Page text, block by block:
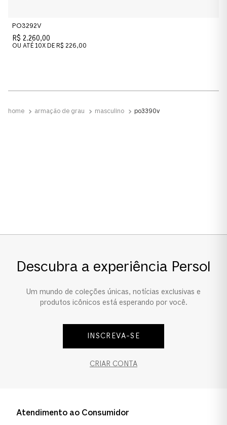
Cor das Lentes
Transparente
Acetato
Tamanho da Lente
PO3292V
R$ 2.260,00
OU ATÉ 10X DE R$ 226,00
armação de grau masculino po3390v
Descubra a experiência Persol
Um mundo de coleções únicas, notícias exclusivas e
produtos icônicos está esperando por você.
INSCREVA-SE
CRIAR CONTA
Atendimento ao Consumidor